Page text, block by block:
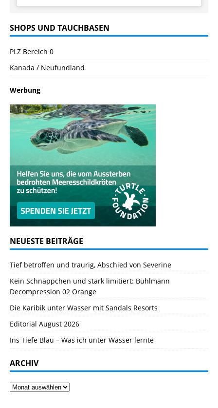
SHOPS UND TAUCHBASEN
PLZ Bereich 0
Kanada / Neufundland
Werbung
NEUESTE BEITRÄGE
Tief betroffen und traurig, Abschied von Severine
Kein Schnäppchen und stark limitiert: Bühlmann
Decompression 02 Orange
Die Karibik unter Wasser mit Sandals Resorts
Editorial August 2026
Ins Tiefe Blau – Was ich unter Wasser lernte
ARCHIV